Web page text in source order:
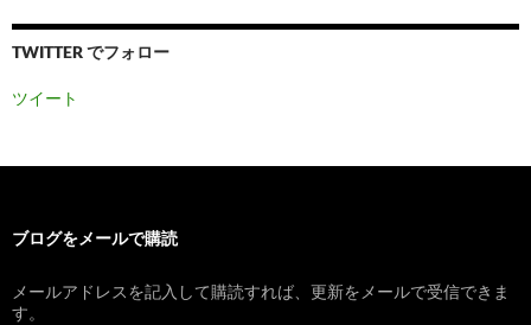
TWITTER でフォロー
ツイート
ブログをメールで購読
メールアドレスを記入して購読すれば、更新をメールで受信できま
す。